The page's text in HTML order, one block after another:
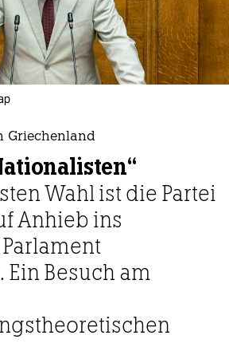
Griechenland
Wahl ist die Partei
Anhieb ins
Besuch am